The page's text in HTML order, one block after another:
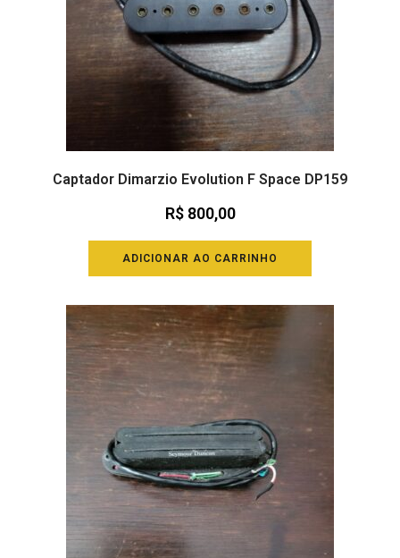
Captador Dimarzio Evolution F Space DP159
R$800,00
ADICIONAR AO CARRINHO